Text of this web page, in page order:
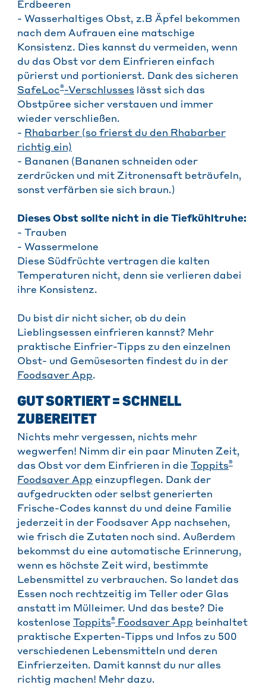
Erdbeeren
- Wasserhaltiges Obst, z.B Äpfel bekommen
nach dem Aufrauen eine matschige
Konsistenz. Dies kannst du vermeiden, wenn
du das Obst vor dem Einfrieren einfach
pürierst und portionierst. Dank des sicheren
SafeLoc®-Verschlusses lässt sich das
Obstpüree sicher verstauen und immer
wieder verschließen.
- Rhabarber (so frierst du den Rhabarber
richtig ein)
- Bananen (Bananen schneiden oder
zerdrücken und mit Zitronensaft beträufeln,
sonst verfärben sie sich braun.)
Dieses Obst sollte nicht in die Tiefkühltruhe:
- Trauben
- Wassermelone
Diese Südfrüchte vertragen die kalten
Temperaturen nicht, denn sie verlieren dabei
ihre Konsistenz.
Du bist dir nicht sicher, ob du dein
Lieblingsessen einfrieren kannst? Mehr
praktische Einfrier-Tipps zu den einzelnen
Obst- und Gemüsesorten findest du in der
Foodsaver App.
GUT SORTIERT = SCHNELL
ZUBEREITET
Nichts mehr vergessen, nichts mehr
wegwerfen! Nimm dir ein paar Minuten Zeit,
das Obst vor dem Einfrieren in die
Toppits®
Foodsaver App einzupflegen. Dank der
aufgedruckten oder selbst generierten
Frische-Codes kannst du und deine Familie
jederzeit in der Foodsaver App nachsehen,
wie frisch die Zutaten noch sind. Außerdem
bekommst du eine automatische Erinnerung,
wenn es höchste Zeit wird, bestimmte
Lebensmittel zu verbrauchen. So landet das
Essen noch rechtzeitig im Teller oder Glas
anstatt im Mülleimer. Und das beste? Die
kostenlose
Toppits® Foodsaver App beinhaltet
praktische Experten-Tipps und Infos zu 500
verschiedenen Lebensmitteln und deren
Einfrierzeiten. Damit kannst du nur alles
richtig machen! Mehr dazu.